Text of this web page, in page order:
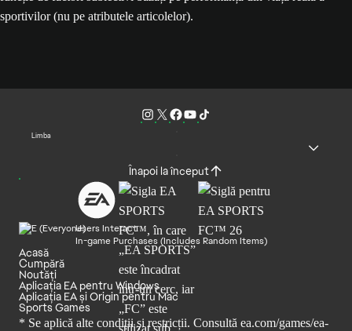
sportivilor (nu pe atributele articolelor).
Limba
Înapoi la început
Users Interact
In-game Purchases (Includes Random Items)
Acasă
Cumpără
Noutăți
Aplicația EA pentru Windows
Aplicația EA și Origin pentru Mac
Sports Games
* Se aplică alte condiții și restricții. Consultă ea.com/games/ea-